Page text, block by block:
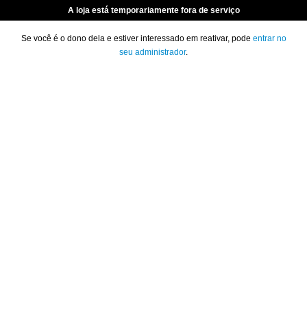
A loja está temporariamente fora de serviço
Se você é o dono dela e estiver interessado em reativar, pode entrar no
seu administrador.